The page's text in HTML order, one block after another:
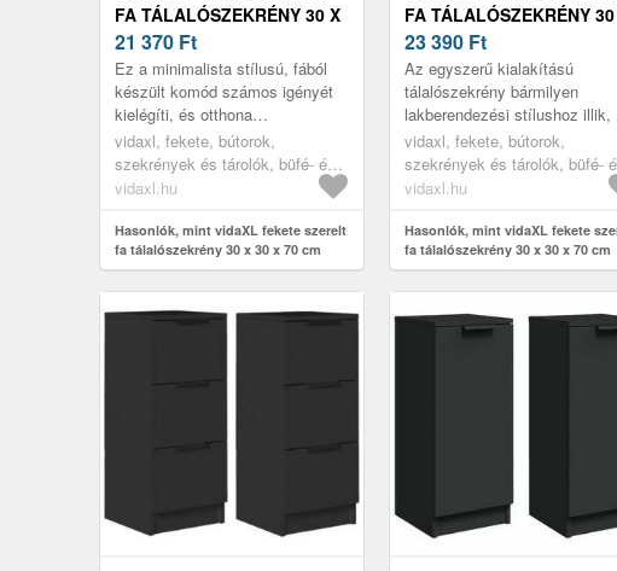
FA TÁLALÓSZEKRÉNY 30 X
30 X 70 CM
21 370 Ft
Ez a minimalista stílusú, fából
készült komód számos igényét
kielégíti, és otthona
berendezésének ideális
kiegészítője lesz.
vidaxl, fekete, bútorok,
szekrények és tárolók, büfé- és
tálalóasztalok
vidaxl.hu
Hasonlók, mint vidaXL fekete szerelt
fa tálalószekrény 30 x 30 x 70 cm
FA TÁLALÓSZEKRÉNY
30 X 70 CM
23 390 Ft
Az egyszerű kialakítású
tálalószekrény bármilyen
lakberendezési stílushoz illik,
elegáns hangulatot varázsol
otthonába.
vidaxl, fekete, bútorok,
szekrények és tárolók, büfé-
tálalóasztalok
vidaxl.hu
Hasonlók, mint vidaXL fekete
fa tálalószekrény 30 x 30 x 70 cm